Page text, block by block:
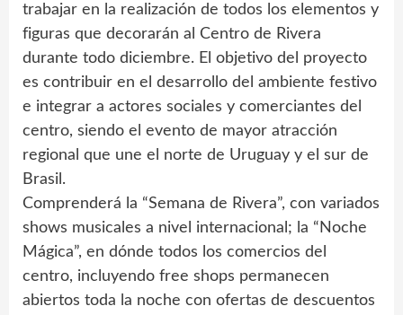
trabajar en la realización de todos los elementos y
figuras que decorarán al Centro de Rivera
durante todo diciembre. El objetivo del proyecto
es contribuir en el desarrollo del ambiente festivo
e integrar a actores sociales y comerciantes del
centro, siendo el evento de mayor atracción
regional que une el norte de Uruguay y el sur de
Brasil.
Comprenderá la “Semana de Rivera”, con variados
shows musicales a nivel internacional; la “Noche
Mágica”, en dónde todos los comercios del
centro, incluyendo free shops permanecen
abiertos toda la noche con ofertas de descuentos